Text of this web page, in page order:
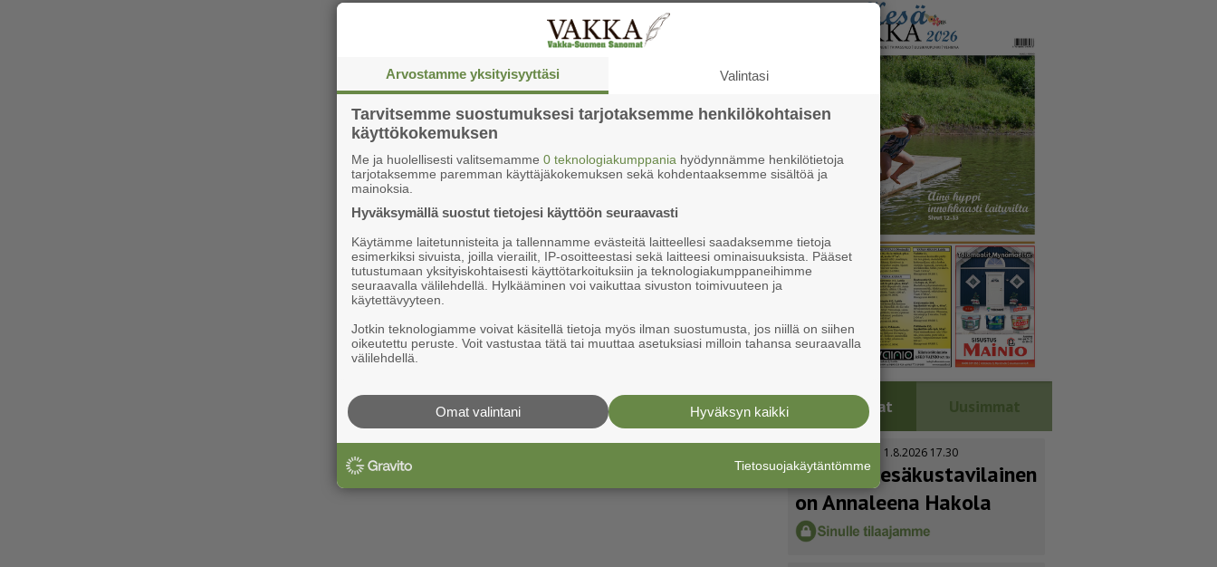
Luetuimmat Uusimmat
1.8.2026 17.30
Vuoden kesäkus­ta­vi­lainen
on Annaleena Hakola
Arvostamme yksityisyyttäsi Valintasi
Tarvitsemme suostumuksesi tarjotaksemme henkilökohtaisen
käyttökokemuksen
Me ja huolellisesti valitsemamme 0 teknologiakumppania hyödynnämme henkilötietoja
tarjotaksemme paremman käyttäjäkokemuksen sekä kohdentaaksemme sisältöä ja
mainoksia.
Hyväksymällä suostut tietojesi käyttöön seuraavasti
Käytämme laitetunnisteita ja tallennamme evästeitä laitteellesi saadaksemme tietoja
esimerkiksi sivuista, joilla vierailit, IP-osoitteestasi sekä laitteesi ominaisuuksista. Pääset
tutustumaan yksityiskohtaisesti käyttötarkoituksiin ja teknologiakumppaneihimme
seuraavalla välilehdellä. Hylkääminen voi vaikuttaa sivuston toimivuuteen ja
käytettävyyteen.
Jotkin teknologiamme voivat käsitellä tietoja myös ilman suostumusta, jos niillä on siihen
oikeutettu peruste. Voit vastustaa tätä tai muuttaa asetuksiasi milloin tahansa seuraavalla
välilehdellä.
Hyväksyn kaikki
Omat valintani
Tietosuojakäytäntömme